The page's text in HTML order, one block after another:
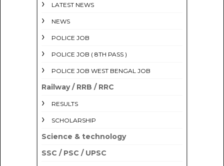
LATEST NEWS
NEWS
POLICE JOB
POLICE JOB ( 8TH PASS )
POLICE JOB WEST BENGAL JOB
Railway / RRB / RRC
RESULTS
SCHOLARSHIP
Science & technology
SSC / PSC / UPSC